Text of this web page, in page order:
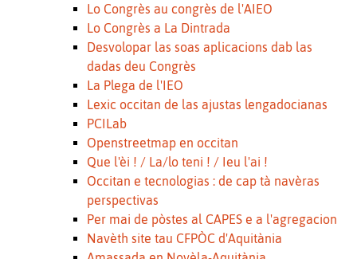
Lo Congrès au congrès de l'AIEO
Lo Congrès a La Dintrada
Desvolopar las soas aplicacions dab las
dadas deu Congrès
La Plega de l'IEO
Lexic occitan de las ajustas lengadocianas
PCILab
Openstreetmap en occitan
Que l'èi ! / La/lo teni ! / Ieu l'ai !
Occitan e tecnologias : de cap tà navèras
perspectivas
Per mai de pòstes al CAPES e a l'agregacion
Navèth site tau CFPÒC d'Aquitània